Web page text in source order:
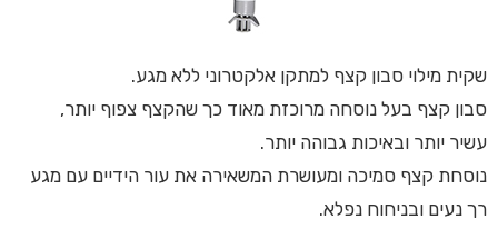
שקית מילוי סבון קצף למתקן אלקטרוני ללא מגע.
סבון קצף בעל נוסחה מרוכזת מאוד כך שהקצף צפוף יותר,
עשיר יותר ובאיכות גבוהה יותר.
נוסחת קצף סמיכה ומעושרת המשאירה את עור הידיים עם מגע
רך נעים ובניחוח נפלא.